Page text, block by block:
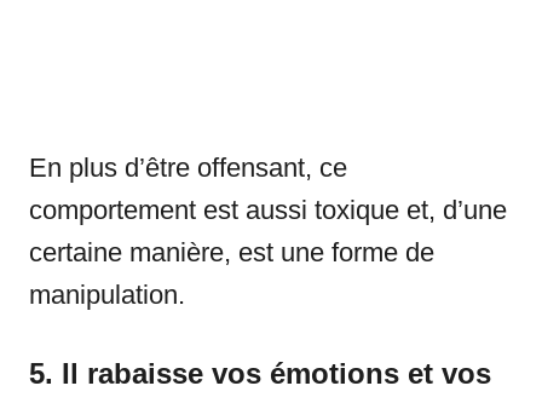
En plus d’être offensant, ce
comportement est aussi toxique et, d’une
certaine manière, est une forme de
manipulation.
5. Il rabaisse vos émotions et vos